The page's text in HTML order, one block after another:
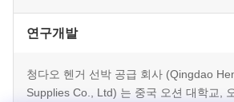
연구개발
청다오 헨거 선박 공급 회사 (Qingdao
Supplies Co., Ltd) 는 중국 오션 대학교,